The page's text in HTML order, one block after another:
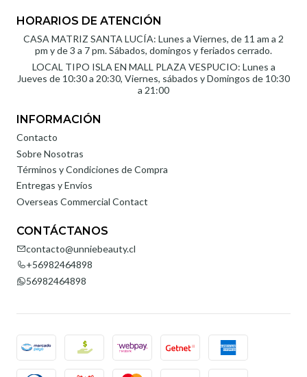
HORARIOS DE ATENCIÓN
CASA MATRIZ SANTA LUCÍA: Lunes a Viernes, de 11 am a 2
pm y de 3 a 7 pm. Sábados, domingos y feriados cerrado.
LOCAL TIPO ISLA EN MALL PLAZA VESPUCIO: Lunes a
Jueves de 10:30 a 20:30, Viernes, sábados y Domingos de 10:30
a 21:00
INFORMACIÓN
Contacto
Sobre Nosotras
Términos y Condiciones de Compra
Entregas y Envíos
Overseas Commercial Contact
CONTÁCTANOS
contacto@unniebeauty.cl
+56982464898
56982464898